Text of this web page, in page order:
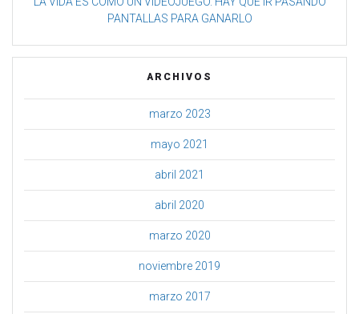
PANTALLAS PARA GANARLO
ARCHIVOS
marzo 2023
mayo 2021
abril 2021
abril 2020
marzo 2020
noviembre 2019
marzo 2017